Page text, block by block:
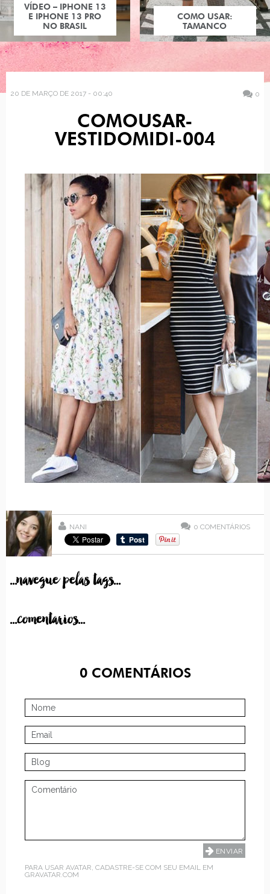
VÍDEO – IPHONE 13
E IPHONE 13 PRO
NO BRASIL
COMO USAR:
TAMANCO
20 DE MARÇO DE 2017 - 00:40 0
COMOUSAR-
VESTIDOMIDI-004
NANI 0 COMENTÁRIOS
...navegue pelas tags...
...comentarios...
0COMENTÁRIOS
PARA USAR AVATAR, CADASTRE-SE COM SEU EMAIL EM
GRAVATAR.COM